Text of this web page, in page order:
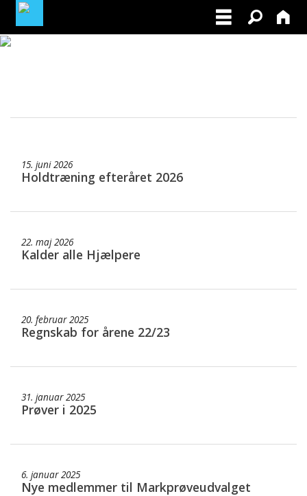
LOG-IN TIL PRØVELEDER/INSTRUKTØR
15. juni 2026
Holdtræning efteråret 2026
22. maj 2026
Kalder alle Hjælpere
20. februar 2025
Regnskab for årene 22/23
31. januar 2025
Prøver i 2025
6. januar 2025
Nye medlemmer til Markprøveudvalget